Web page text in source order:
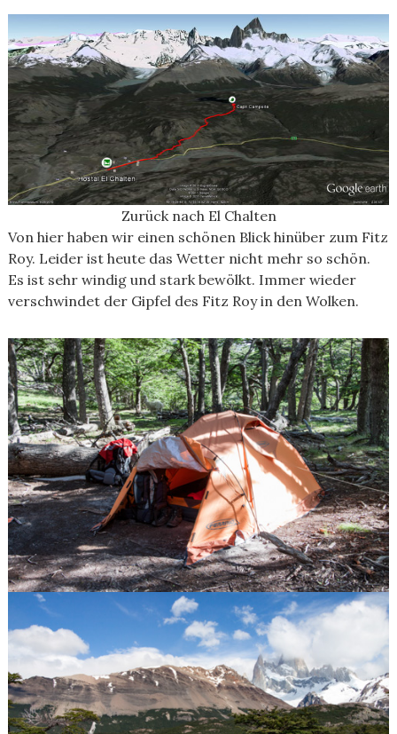
Zurück nach El Chalten
Von hier haben wir einen schönen Blick hinüber zum Fitz
Roy. Leider ist heute das Wetter nicht mehr so schön.
Es ist sehr windig und stark bewölkt. Immer wieder
verschwindet der Gipfel des Fitz Roy in den Wolken.